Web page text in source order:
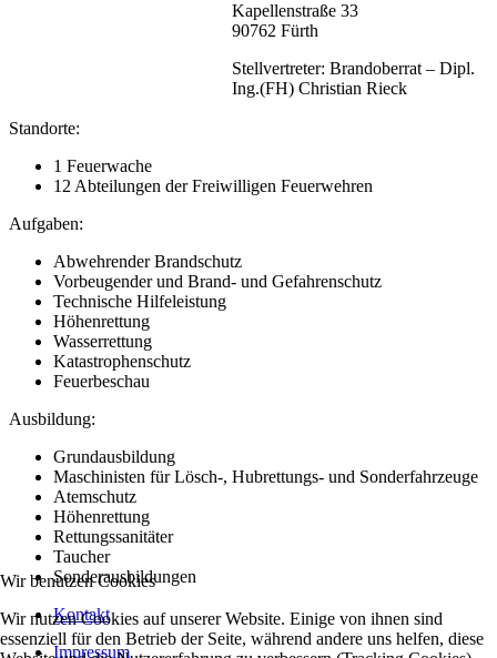
Kapellenstraße 33
90762 Fürth
Stellvertreter: Brandoberrat – Dipl.
Ing.(FH) Christian Rieck
Standorte:
1 Feuerwache
12 Abteilungen der Freiwilligen Feuerwehren
Aufgaben:
Abwehrender Brandschutz
Vorbeugender und Brand- und Gefahrenschutz
Technische Hilfeleistung
Höhenrettung
Wasserrettung
Katastrophenschutz
Feuerbeschau
Ausbildung:
Grundausbildung
Maschinisten für Lösch-, Hubrettungs- und Sonderfahrzeuge
Atemschutz
Höhenrettung
Rettungssanitäter
Taucher
Sonderausbildungen
Kontakt
Impressum
Wir benutzen Cookies
Wir nutzen Cookies auf unserer Website. Einige von ihnen sind
essenziell für den Betrieb der Seite, während andere uns helfen, diese